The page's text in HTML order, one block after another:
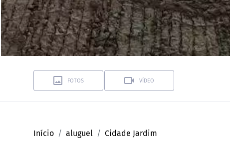
FOTOS VÍDEO
Início aluguel Cidade Jardim